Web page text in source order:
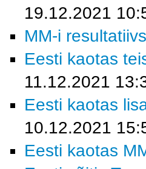
19.12.2021
MM-i
Eesti kaotas
11.12.2021
Eesti kaotas
10.12.2021
Eesti kaotas